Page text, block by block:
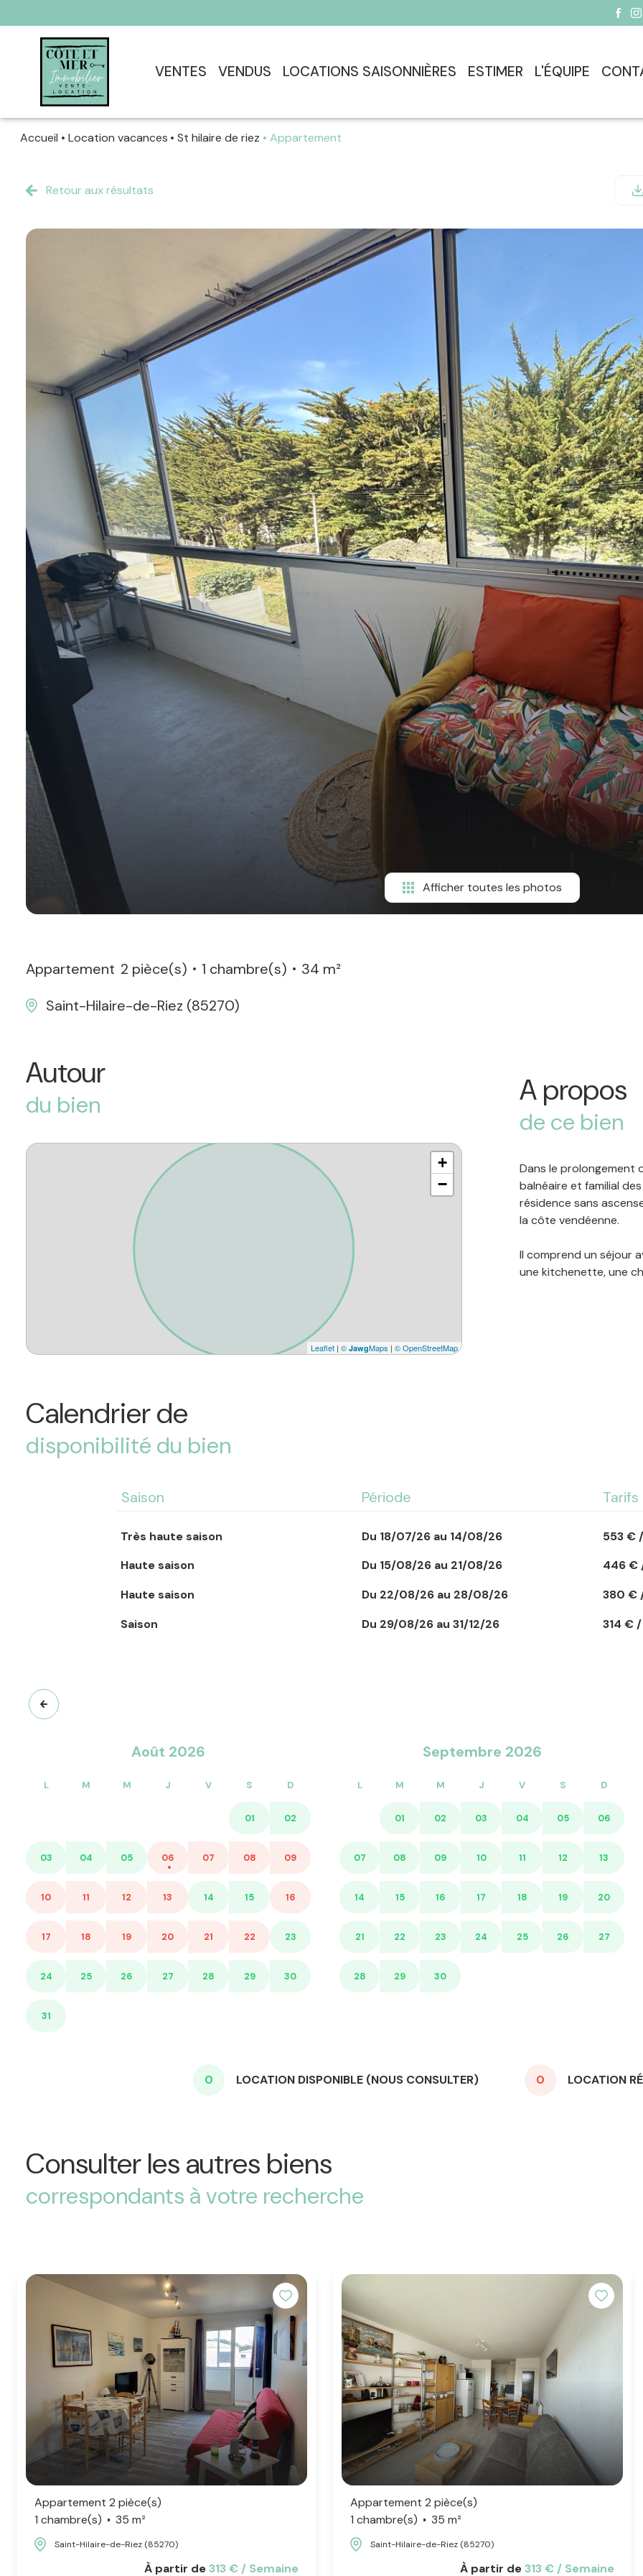
VENTES VENDUS LOCATIONS SAISONNIÈRES ESTIMER L'ÉQUIPE
Accueil Location vacances St hilaire de riez Appartement
Retour aux résultats
Afficher toutes les photos
Appartement 2 pièce(s) 1 chambre(s)
34 m²
Saint-Hilaire-de-Riez (85270)
Autour
du bien
+
−
Leaflet | © JawgMaps | © OpenStreetMap
A propos
de ce bien
Dans le
balnéaire et familial
résidence sans
la côte vendéenne.
Il comprend un séjour
une kitchenette, une
Une place de parking
Commerces
- Forêt et pistes
> Informations
- Taxe de séjour à
> Services optionnels :
- Ménage de fin de
Calendrier de
disponibilité du bien
Saison Période Tarifs
Très haute saison Du 18/07/26 au 14/08/26
553 €
Haute saison
Du 15/08/26 au 21/08/26
446 €
Haute saison
Du 22/08/26 au 28/08/26
380 €
Saison
Du 29/08/26 au 31/12/26 314 €
Août 2026
L M M J V S D
01 02
03 04 05 06 07 08 09
10 11 12 13 14 15 16
17 18 19 20 21 22 23
24 25 26 27 28 29 30
31
Septembre 2026
L M M J V S D
01 02 03 04 05 06
07 08 09 10 11 12 13
14 15 16 17 18 19 20
21 22 23 24 25 26 27
28 29 30
0 LOCATION DISPONIBLE (NOUS CONSULTER) 0 LOCATION
Consulter les autres biens
correspondants à votre recherche
Appartement 2 pièce(s)
1 chambre(s)
35 m²
Saint-Hilaire-de-Riez (85270)
À partir de313 € / Semaine
Appartement 2 pièce(s)
1 chambre(s)
35 m²
Saint-Hilaire-de-Riez (85270)
À partir de313 € / Semaine